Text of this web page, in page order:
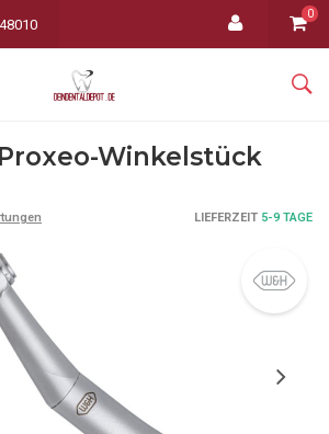
0
Winkelstück
LIEFERZEIT 5-9 TAGE